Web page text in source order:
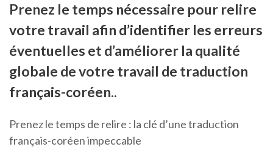
Prenez le temps nécessaire pour relire
votre travail afin d’identifier les erreurs
éventuelles et d’améliorer la qualité
globale de votre travail de traduction
français-coréen..
Prenez le temps de relire : la clé d’une traduction
français-coréen impeccable